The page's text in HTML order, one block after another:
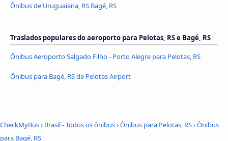
Ônibus de Uruguaiana, RS Bagé, RS
Traslados populares do aeroporto para Pelotas, RS e Bagé, RS
Ônibus Aeroporto Salgado Filho - Porto Alegre para Pelotas, RS
Ônibus para Bagé, RS de Pelotas Airport
CheckMyBus› Brasil - Todos os ônibus›Ônibus para Pelotas, RS›Ônibus
para Bagé, RS